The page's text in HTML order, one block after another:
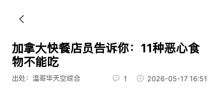
加拿大快餐店员告诉你：11种恶心食
物不能吃
出处：温哥华天空综合 1 2026-05-17 16:51